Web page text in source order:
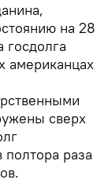
на 28
госдолга
американцах
сверх
раза